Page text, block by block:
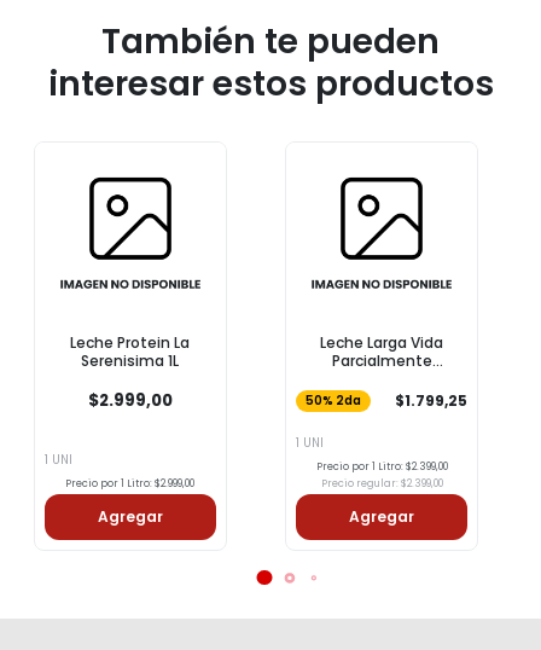
También te pueden
interesar estos productos
Leche Protein La
Serenisima 1L
$2.999,00
1 UNI
Precio por 1 Litro: $2.999,00
Agregar
Leche Larga Vida
Parcialmente
50% 2da $1.799,25
1 UNI
Precio por 1 Litro: $2.399,00
Precio regular: $2.399,00
Agregar